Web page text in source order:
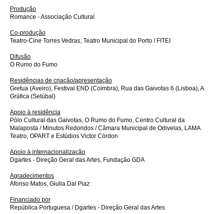
Produção
Romance - Associação Cultural
Co-produção
Teatro-Cine Torres Vedras, Teatro Municipal do Porto / FITEI
Difusão
O Rumo do Fumo
Residências de criação/apresentação
Gretua (Aveiro), Festival END (Coimbra), Rua das Gaivotas 6 (Lisboa), A
Gráfica (Setúbal)
Apoio à residência
Pólo Cultural das Gaivotas, O Rumo do Fumo, Centro Cultural da
Malaposta / Minutos Redondos / Câmara Municipal de Odivelas, LAMA
Teatro, OPART e Estúdios Victor Córdon
Apoio à internacionalização
Dgartes - Direção Geral das Artes, Fundação GDA
Agradecimentos
Afonso Matos, Giulia Dal Piaz
Financiado por
República Portuguesa / Dgartes - Direção Geral das Artes